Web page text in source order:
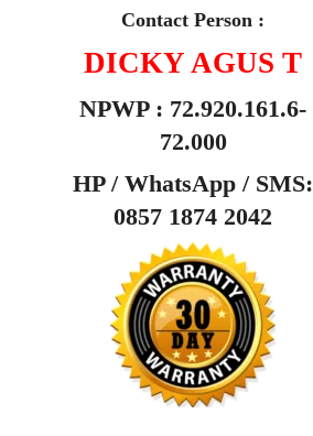
Contact Person :
DICKY AGUS T
NPWP : 72.920.161.6-
72.000
HP / WhatsApp / SMS:
0857 1874 2042